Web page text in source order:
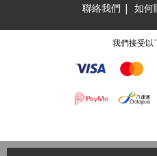
聯絡我們 | 如何
我們接受以